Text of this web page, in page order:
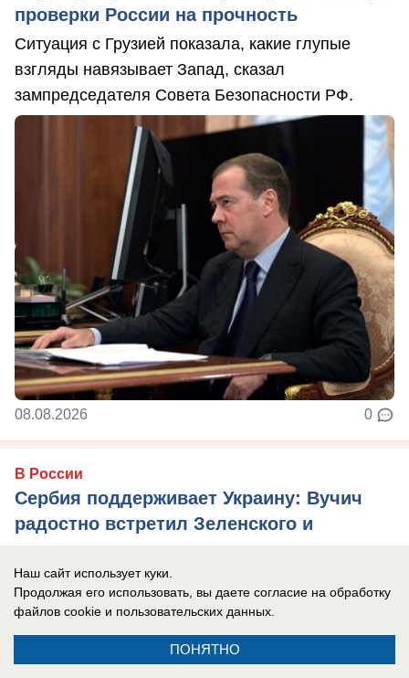
проверки России на прочность
Ситуация с Грузией показала, какие глупые
взгляды навязывает Запад, сказал
зампредседателя Совета Безопасности РФ.
08.08.2026 0
В России
Сербия поддерживает Украину: Вучич
радостно встретил Зеленского и
взаимопонимании»
Сербия, традиционно считающаяся братской
Наш сайт использует куки.
Продолжая его использовать, вы даете согласие на обработку
файлов cookie и пользовательских данных.
ПОНЯТНО